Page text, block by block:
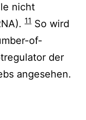
nicht
11 So wird
of-
der
angesehen.